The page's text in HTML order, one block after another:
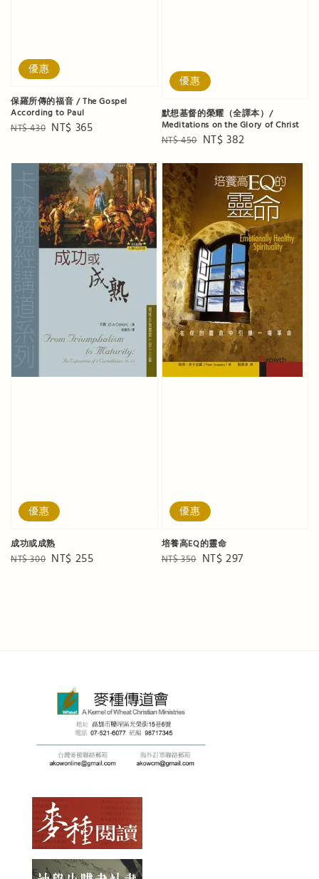
優惠
保羅所傳的福音 / The Gospel
According to Paul
Regular
NT$ 430 Sale
NT$ 365
優惠
默想基督的榮耀（全譯本）/
Meditations on the Glory of Christ
Regular
NT$ 450 Sale
NT$ 382
優惠
成功或成熟
Regular
NT$ 300 Sale
NT$ 255
優惠
培養高EQ的靈命
Regular
NT$ 350 Sale
NT$ 297